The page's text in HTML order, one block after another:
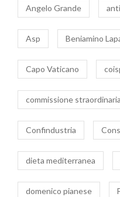
Angelo Grande
Asp Beniamino
Capo Vaticano
commissione straordinaria
Confindustria
dieta mediterranea
domenico pianese